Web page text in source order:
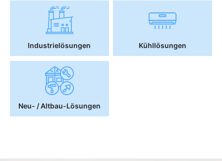
Industrielösungen Kühllösungen
Neu- / Altbau-Lösungen